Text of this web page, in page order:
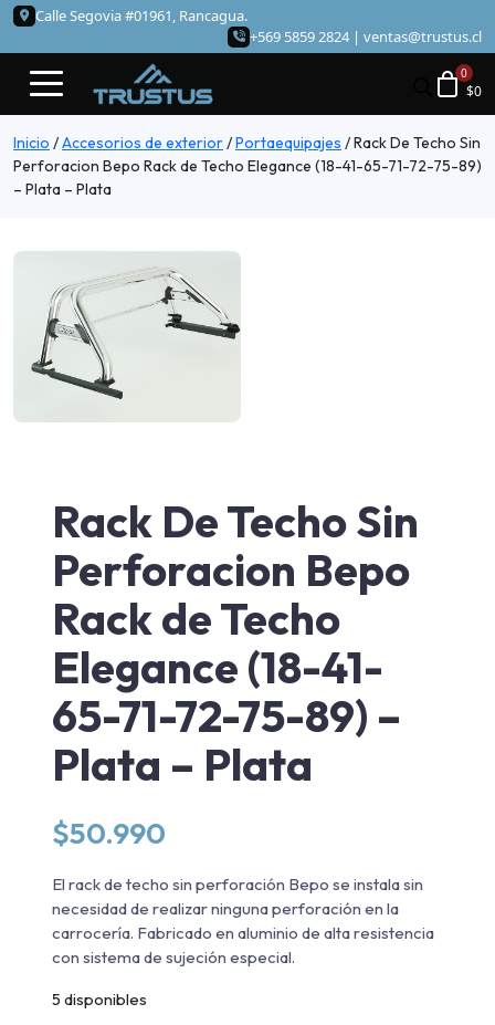
Calle Segovia #01961, Rancagua.
+569 5859 2824 | ventas@trustus.cl
$0
Inicio /Accesorios de exterior/Portaequipajes /Rack De Techo Sin
Perforacion Bepo Rack de Techo Elegance (18-41-65-71-72-75-89)
– Plata – Plata
Rack De Techo Sin
Perforacion Bepo
Rack de Techo
Elegance (18-41-
65-71-72-75-89) –
Plata – Plata
$50.990
El rack de techo sin perforación Bepo se instala sin
necesidad de realizar ninguna perforación en la
carrocería. Fabricado en aluminio de alta resistencia
con sistema de sujeción especial.
5 disponibles